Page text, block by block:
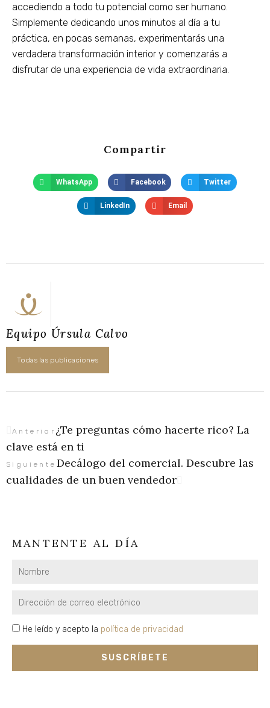
accediendo a todo tu potencial como ser humano.
Simplemente dedicando unos minutos al día a tu
práctica, en pocas semanas, experimentarás una
verdadera transformación interior y comenzarás a
disfrutar de una experiencia de vida extraordinaria.
Compartir
WhatsApp Facebook Twitter
LinkedIn Email
Equipo Úrsula Calvo
Todas las publicaciones
Ant
Anterior ¿Te preguntas cómo hacerte rico? La
clave está en ti
Siguiente Decálogo del comercial. Descubre las
cualidades de un buen vendedor
Siguiente
MANTENTE AL DÍA
Nombre
Email
privacidad
He leído y acepto la política de privacidad
SUSCRÍBETE